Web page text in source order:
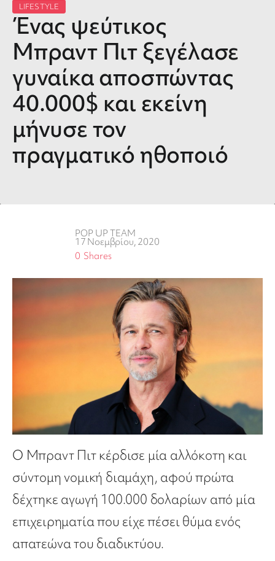
LIFESTYLE
Ένας ψεύτικος
Μπραντ Πιτ ξεγέλασε
γυναίκα αποσπώντας
40.000$ και εκείνη
μήνυσε τον
πραγματικό ηθοποιό
POP UP TEAM
17 Νοεμβρίου, 2020
Shares
0
Ο Μπραντ Πιτ κέρδισε μία αλλόκοτη και
σύντομη νομική διαμάχη, αφού πρώτα
δέχτηκε αγωγή 100.000 δολαρίων από μία
επιχειρηματία που είχε πέσει θύμα ενός
απατεώνα του διαδικτύου.